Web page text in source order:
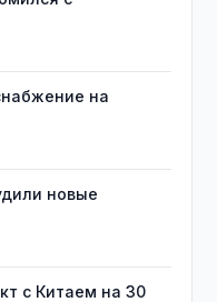
на
новые
с Китаем на 30